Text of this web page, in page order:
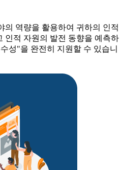
의 역량을 활용하여 귀하의 인적
인적 자원의 발전 동향을 예측하
성"을 완전히 지원할 수 있습니